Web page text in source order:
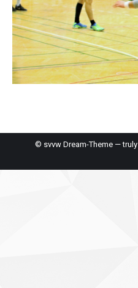
© svvw Dream-Theme — truly